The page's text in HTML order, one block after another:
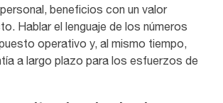
beneficios con un valor
Hablar el lenguaje de los números
operativo y, al mismo tiempo,
a largo plazo para los esfuerzos de